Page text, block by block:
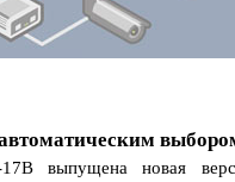
выпущена новая